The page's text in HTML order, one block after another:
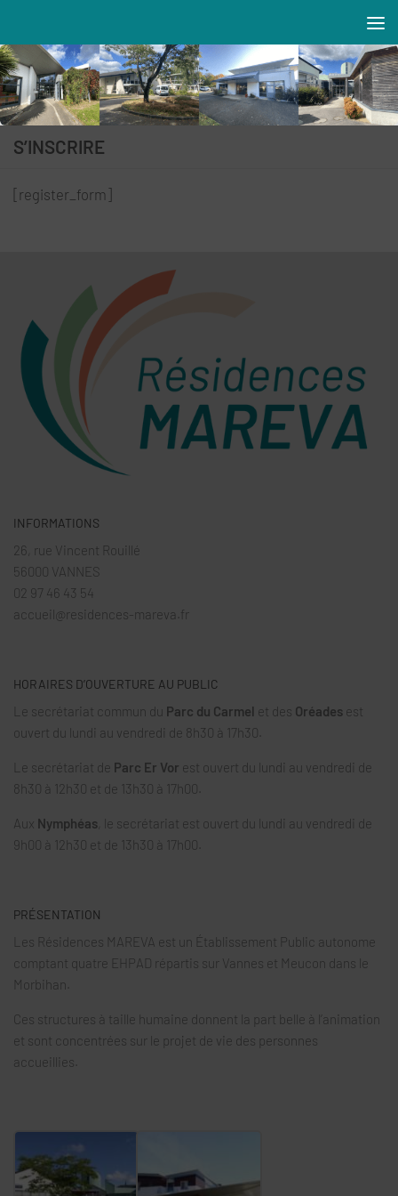
Résidences MAREVA
S’INSCRIRE
[register_form]
INFORMATIONS
26, rue Vincent Rouillé
56000 VANNES
02 97 46 43 54
accueil@residences-mareva.fr
HORAIRES D’OUVERTURE AU PUBLIC
Le secrétariat commun du Parc du Carmel et des Oréades est
ouvert du lundi au vendredi de 8h30 à 17h30.
Le secrétariat de Parc Er Vor est ouvert du lundi au vendredi de
8h30 à 12h30 et de 13h30 à 17h00.
Aux Nymphéas , le secrétariat est ouvert du lundi au vendredi de
9h00 à 12h30 et de 13h30 à 17h00.
PRÉSENTATION
Les Résidences MAREVA est un Établissement Public autonome
comptant quatre EHPAD répartis sur Vannes et Meucon dans le
Morbihan.
Ces structures à taille humaine donnent la part belle à l’animation
et sont concentrées sur le projet de vie des personnes
accueillies.